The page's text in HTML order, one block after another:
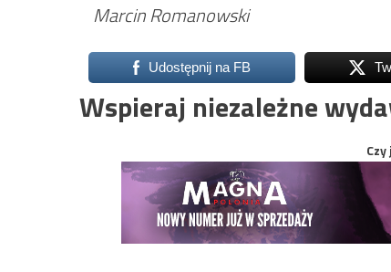
Marcin Romanowski
Udostępnij na FB
Wspieraj niezależne